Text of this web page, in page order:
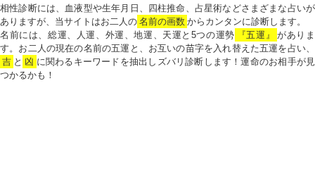
相性診断には、血液型や生年月日、四柱推命、占星術などさまざまな占いが
ありますが、当サイトはお二人の 名前の画数 からカンタンに診断します。
名前には、総運、人運、外運、地運、天運と5つの運勢
『五運』
がありま
す。お二人の現在の名前の五運と、お互いの苗字を入れ替えた五運を占い、
吉 と 凶 に関わるキーワードを抽出しズバリ診断します！運命のお相手が見
つかるかも！